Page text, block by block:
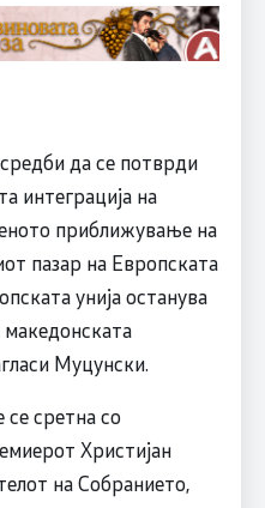
да се потврди
интеграција на
приближување на
пазар на Европската
унија останува
Муцунски.
сретна со
Христијан
на Собранието,